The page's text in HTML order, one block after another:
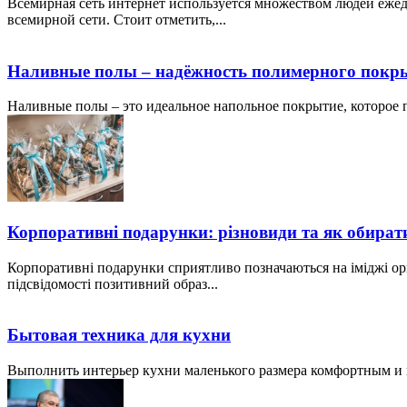
всемирной сети. Стоит отметить,...
Наливные полы – надёжность полимерного
Наливные полы – это идеальное напольное покрытие,
Корпоративні подарунки: різновиди та як
Корпоративні подарунки сприятливо позначаються на іміджі
підсвідомості позитивний образ...
Бытовая техника для кухни
Выполнить интерьер кухни маленького размера комфортным